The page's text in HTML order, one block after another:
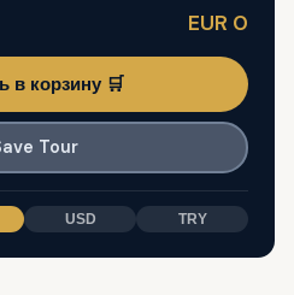
EUR 0
в корзину 🛒
Tour
USD TRY